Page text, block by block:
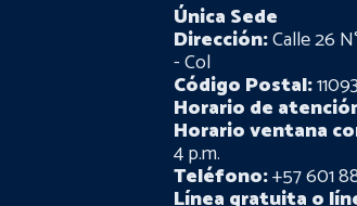
Única Sede
Dirección:Calle 26
- Col
Código Postal:
Horario de
Horario ventana
4 p.m.
Teléfono:+57 601